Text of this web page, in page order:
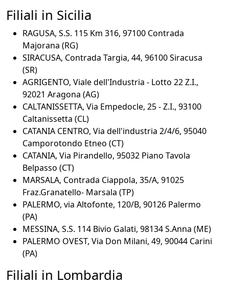
Filiali in Sicilia
RAGUSA, S.S. 115 Km 316, 97100 Contrada
Majorana (RG)
SIRACUSA, Contrada Targia, 44, 96100 Siracusa
(SR)
AGRIGENTO, Viale dell'Industria - Lotto 22 Z.I.,
92021 Aragona (AG)
CALTANISSETTA, Via Empedocle, 25 - Z.I., 93100
Caltanissetta (CL)
CATANIA CENTRO, Via dell'industria 2/4/6, 95040
Camporotondo Etneo (CT)
CATANIA, Via Pirandello, 95032 Piano Tavola
Belpasso (CT)
MARSALA, Contrada Ciappola, 35/A, 91025
Fraz.Granatello- Marsala (TP)
PALERMO, via Altofonte, 120/B, 90126 Palermo
(PA)
MESSINA, S.S. 114 Bivio Galati, 98134 S.Anna (ME)
PALERMO OVEST, Via Don Milani, 49, 90044 Carini
(PA)
Filiali in Lombardia